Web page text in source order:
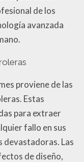
de los
avanzada
proviene de las
Estas
para extraer
fallo en sus
devastadoras. Las
de diseño,